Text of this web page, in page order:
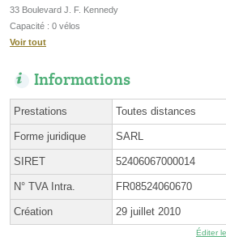
33 Boulevard J. F. Kennedy
Capacité : 0 vélos
Voir tout
Informations
Prestations Toutes distances
Forme juridique SARL
SIRET 52406067000014
N° TVA Intra. FR08524060670
Création 29 juillet 2010
Éditer